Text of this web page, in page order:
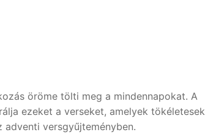
öröme tölti meg a mindennapokat. A
ezeket a verseket, amelyek tökéletesek
adventi versgyűjteményben.